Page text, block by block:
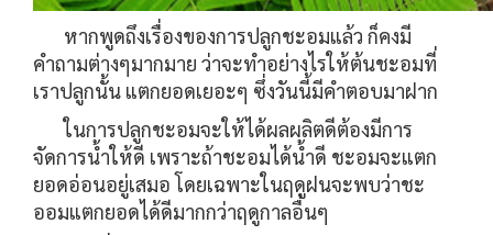
หากพูดถึงเรื่องของการปลูกชะอมแล้ว ก็คงมี
คำถามต่างๆมากมาย ว่าจะทำอย่างไรให้ต้นชะอมที่
เราปลูกนั้น แตกยอดเยอะๆ ซึ่งวันนี้มีคำตอบมาฝาก
ในการปลูกชะอมจะให้ได้ผลผลิตดีต้องมีการ
จัดการน้ำให้ดี เพราะถ้าชะอมได้น้ำดี ชะอมจะแตก
ยอดอ่อนอยู่เสมอ โดยเฉพาะในฤดูฝนจะพบว่าชะ
ออมแตกยอดได้ดีมากกว่าฤดูกาลอื่นๆ